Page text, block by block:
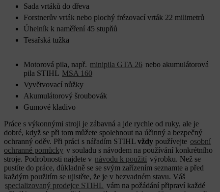
Sada vrtáků do dřeva
Forstnerův vrták nebo plochý frézovací vrták 22 milimetrů
Úhelník k naměření 45 stupňů
Tesařská tužka
Motorová pila, např. minipila GTA 26 nebo akumulátorová
pila STIHL MSA 160
Vyvětvovací nůžky
Akumulátorový šroubovák
Gumové kladivo
Práce s výkonnými stroji je zábavná a jde rychle od ruky, ale je
dobré, když se při tom můžete spolehnout na účinný a bezpečný
ochranný oděv. Při práci s nářadím STIHL vždy používejte osobní
ochranné pomůcky v souladu s návodem na používání konkrétního
stroje. Podrobnosti najdete v návodu k použití výrobku. Než se
pustíte do práce, důkladně se se svým zařízením seznamte a před
každým použitím se ujistěte, že je v bezvadném stavu. Váš
specializovaný prodejce STIHL vám na požádání připraví každé